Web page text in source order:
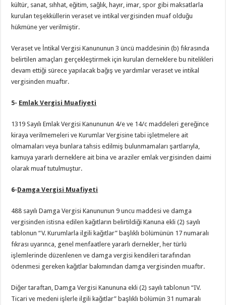
kültür, sanat, sıhhat, eğitim, sağlık, hayır, imar, spor gibi maksatlarla
kurulan teşekküllerin veraset ve intikal vergisinden muaf olduğu
hükmüne yer verilmiştir.
Veraset ve İntikal Vergisi Kanununun 3 üncü maddesinin (b) fıkrasında
belirtilen amaçları gerçekleştirmek için kurulan derneklere bu nitelikleri
devam ettiği sürece yapılacak bağış ve yardımlar veraset ve intikal
vergisinden muaftır.
5- Emlak Vergisi Muafiyeti
1319 Sayılı Emlak Vergisi Kanununun 4/e ve 14/c maddeleri gereğince
kiraya verilmemeleri ve Kurumlar Vergisine tabi işletmelere ait
olmamaları veya bunlara tahsis edilmiş bulunmamaları şartlarıyla,
kamuya yararlı derneklere ait bina ve araziler emlak vergisinden daimi
olarak muaf tutulmuştur.
6-Damga Vergisi Muafiyeti
488 sayılı Damga Vergisi Kanununun 9 uncu maddesi ve damga
vergisinden istisna edilen kağıtların belirtildiği Kanuna ekli (2) sayılı
tablonun “V. Kurumlarla ilgili kağıtlar” başlıklı bölümünün 17 numaralı
fıkrası uyarınca, genel menfaatlere yararlı dernekler, her türlü
işlemlerinde düzenlenen ve damga vergisi kendileri tarafından
ödenmesi gereken kağıtlar bakımından damga vergisinden muaftır.
Diğer taraftan, Damga Vergisi Kanununa ekli (2) sayılı tablonun “IV.
Ticari ve medeni işlerle ilgili kağıtlar” başlıklı bölümün 31 numaralı